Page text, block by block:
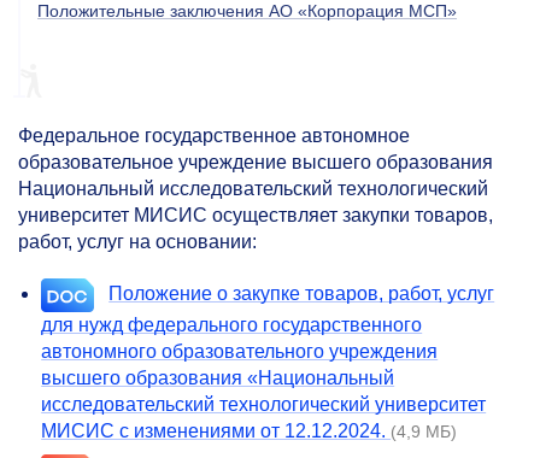
Положительные заключения АО «Корпорация МСП»
Федеральное государственное автономное
образовательное учреждение высшего образования
Национальный исследовательский технологический
университет МИСИС осуществляет закупки товаров,
работ, услуг на основании:
Положение о закупке товаров, работ, услуг
для нужд федерального государственного
автономного образовательного учреждения
высшего образования «Национальный
исследовательский технологический университет
МИСИС с изменениями от 12.12.2024. (4,9 МБ)